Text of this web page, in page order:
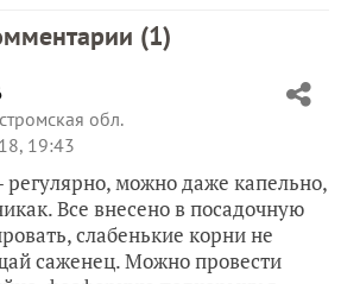
(1)
обл.
19:43
регулярно, можно даже капельно,
Все внесено в посадочную
слабенькие корни не
саженец. Можно провести